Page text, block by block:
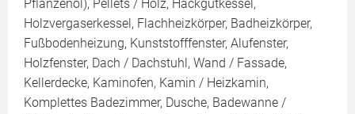
Pflanzenöl), Pellets / Holz, Hackgutkessel,
Holzvergaserkessel, Flachheizkörper, Badheizkörper,
Fußbodenheizung, Kunststofffenster, Alufenster,
Holzfenster, Dach / Dachstuhl, Wand / Fassade,
Kellerdecke, Kaminofen, Kamin / Heizkamin,
Komplettes Badezimmer, Dusche, Badewanne /